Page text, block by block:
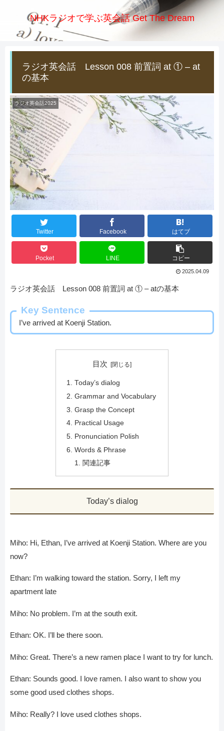
NHKラジオで学ぶ英会話 Get The Dream
ラジオ英会話 Lesson 008 前置詞 at ① – at
の基本
ラジオ英会話2025
Twitter Facebook はてブ
Pocket LINE コピー
2025.04.09
ラジオ英会話 Lesson 008 前置詞 at ① – atの基本
Key Sentence
I’ve arrived at Koenji Station.
目次
Today’s dialog
Grammar and Vocabulary
Grasp the Concept
Practical Usage
Pronunciation Polish
Words & Phrase
関連記事
Today’s dialog
Miho: Hi, Ethan, I’ve arrived at Koenji Station. Where are you
now?
Ethan: I’m walking toward the station. Sorry, I left my
apartment late
Miho: No problem. I’m at the south exit.
Ethan: OK. I’ll be there soon.
Miho: Great. There’s a new ramen place I want to try for lunch.
Ethan: Sounds good. I love ramen. I also want to show you
some good used clothes shops.
Miho: Really? I love used clothes shops.